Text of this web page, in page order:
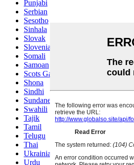
Punjabi
Serbian
Sesotho
Sinhala
Slovak
Slovenian
Somali
Samoan
Scots Gaelic
Shona
Sindhi
Sundanese
Swahili
Tajik
Tamil
Telugu
Thai
Ukrainian
Urdu